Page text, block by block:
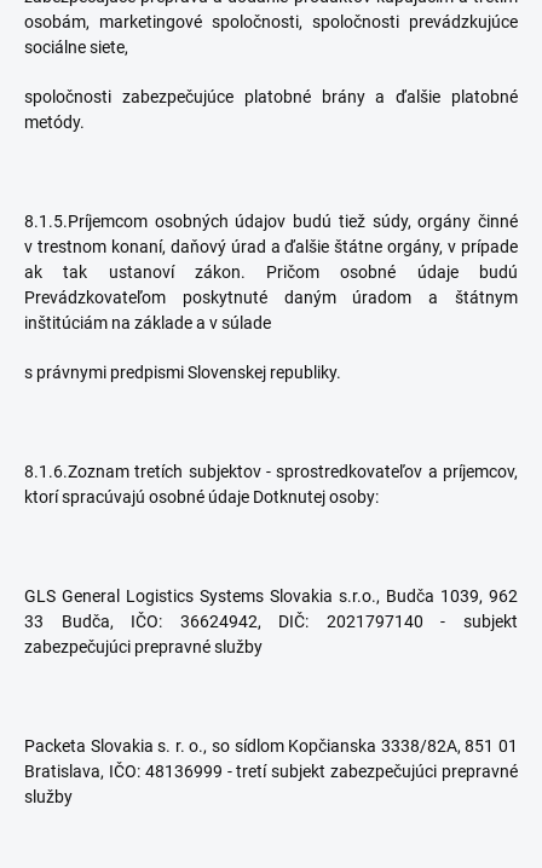
osobám, marketingové spoločnosti, spoločnosti prevádzkujúce
sociálne siete,
spoločnosti zabezpečujúce platobné brány a ďalšie platobné
metódy.
8.1.5.Príjemcom osobných údajov budú tiež súdy, orgány činné
v trestnom konaní, daňový úrad a ďalšie štátne orgány, v prípade
ak tak ustanoví zákon. Pričom osobné údaje budú
Prevádzkovateľom poskytnuté daným úradom a štátnym
inštitúciám na základe a v súlade
s právnymi predpismi Slovenskej republiky.
8.1.6.Zoznam tretích subjektov - sprostredkovateľov a príjemcov,
ktorí spracúvajú osobné údaje Dotknutej osoby:
GLS General Logistics Systems Slovakia s.r.o., Budča 1039, 962
33 Budča, IČO: 36624942, DIČ: 2021797140 - subjekt
zabezpečujúci prepravné služby
Packeta Slovakia s. r. o., so sídlom Kopčianska 3338/82A, 851 01
Bratislava, IČO: 48136999 - tretí subjekt zabezpečujúci prepravné
služby